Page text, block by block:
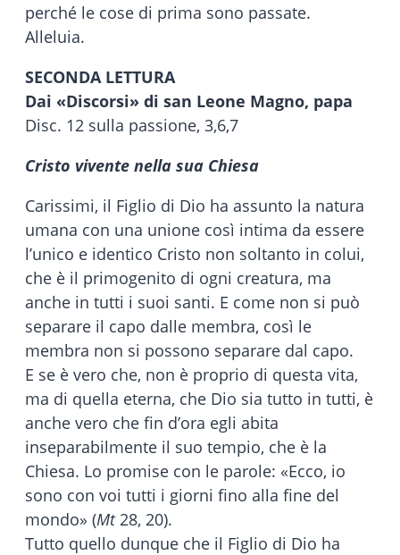
perché le cose di prima sono passate.
Alleluia.
SECONDA LETTURA
Dai «Discorsi» di san Leone Magno, papa
Disc. 12 sulla passione, 3,6,7
Cristo vivente nella sua Chiesa
Carissimi, il Figlio di Dio ha assunto la natura
umana con una unione così intima da essere
l’unico e identico Cristo non soltanto in colui,
che è il primogenito di ogni creatura, ma
anche in tutti i suoi santi. E come non si può
separare il capo dalle membra, così le
membra non si possono separare dal capo.
E se è vero che, non è proprio di questa vita,
ma di quella eterna, che Dio sia tutto in tutti, è
anche vero che fin d’ora egli abita
inseparabilmente il suo tempio, che è la
Chiesa. Lo promise con le parole: «Ecco, io
sono con voi tutti i giorni fino alla fine del
mondo» (Mt28, 20).
Tutto quello dunque che il Figlio di Dio ha